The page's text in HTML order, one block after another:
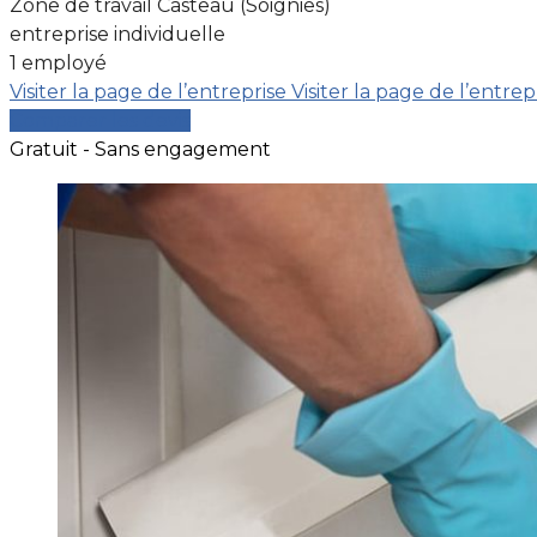
Zone de travail Casteau (Soignies)
entreprise individuelle
1 employé
Visiter la page de l’entreprise Visiter la page de
Gratuit - Sans engagement